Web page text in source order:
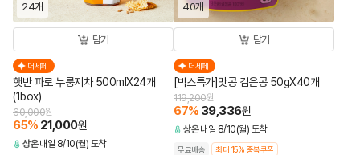
24개
담기
더세페
햇반 파로 누룽지차 500mlX24개
(1box)
60,000원
65% 21,000원
상온 내일 8/10(월) 도착
40개
담기
더세페
[박스특가]맛콩 검은콩 50gX40개
119,200원
67% 39,336원
상온 내일 8/10(월) 도착
무료배송 최대 15% 중복쿠폰